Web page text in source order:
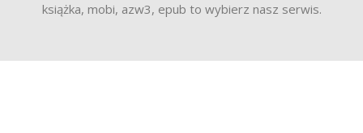
książka, mobi, azw3, epub to wybierz nasz serwis.